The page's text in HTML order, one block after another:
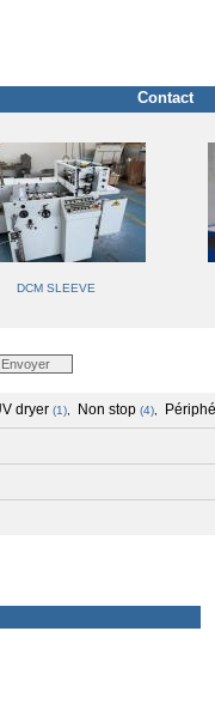
Contact
DCM SLEEVE
dryer (1), Non stop (4),